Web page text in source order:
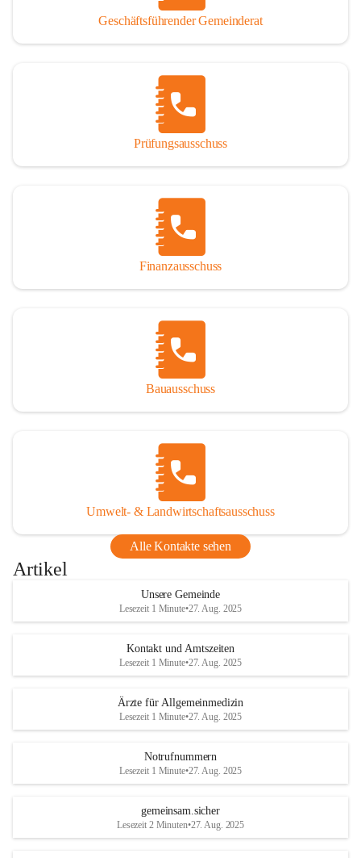
Geschäftsführender Gemeinderat
Prüfungsausschuss
Finanzausschuss
Bauausschuss
Umwelt- & Landwirtschaftsausschuss
Alle Kontakte sehen
Artikel
Unsere Gemeinde
Lesezeit 1 Minute•27. Aug. 2025
Kontakt und Amtszeiten
Lesezeit 1 Minute•27. Aug. 2025
Ärzte für Allgemeinmedizin
Lesezeit 1 Minute•27. Aug. 2025
Notrufnummern
Lesezeit 1 Minute•27. Aug. 2025
gemeinsam.sicher
Lesezeit 2 Minuten•27. Aug. 2025